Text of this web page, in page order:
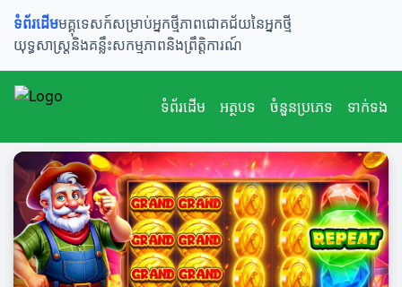
ទំព័រដើមមគ្គុទេសក៍សម្រាប់អ្នកថ្មីភាពជោគជ័យនៃអ្នកថ្មី
យុទ្ធសាស្ត្រនិងគន្លឹះសកម្មភាពនិងព្រឹត្តិការណ៍
ទំព័រដើម អត្ថបទ ចំនួនប្រភេទ ទាក់ទង